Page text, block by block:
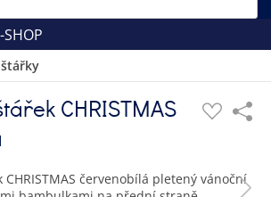
SHOP
CHRISTMAS